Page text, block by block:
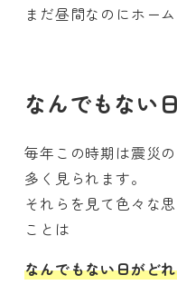
まだ昼間なのにホー
なんでもない
毎年この時期は震災
多く見られます。
それらを見て色々な
ことは
なんでもない日がど